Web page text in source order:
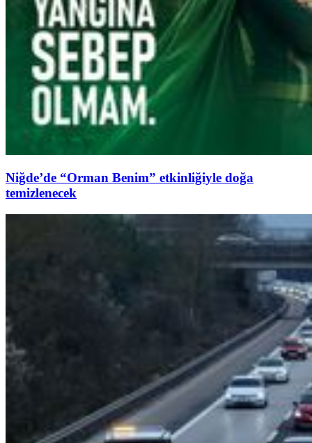
Niğde’de “Orman Benim” etkinliğiyle doğa
temizlenecek